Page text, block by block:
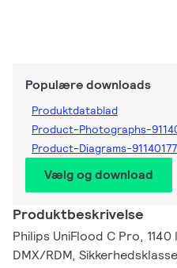
Populære downloads
Produktdatablad
Product-Photographs-
Product-Diagrams-
Vælg og download
Produktbeskrivelse
Philips UniFlood C Pro, 1140
DMX/RDM,